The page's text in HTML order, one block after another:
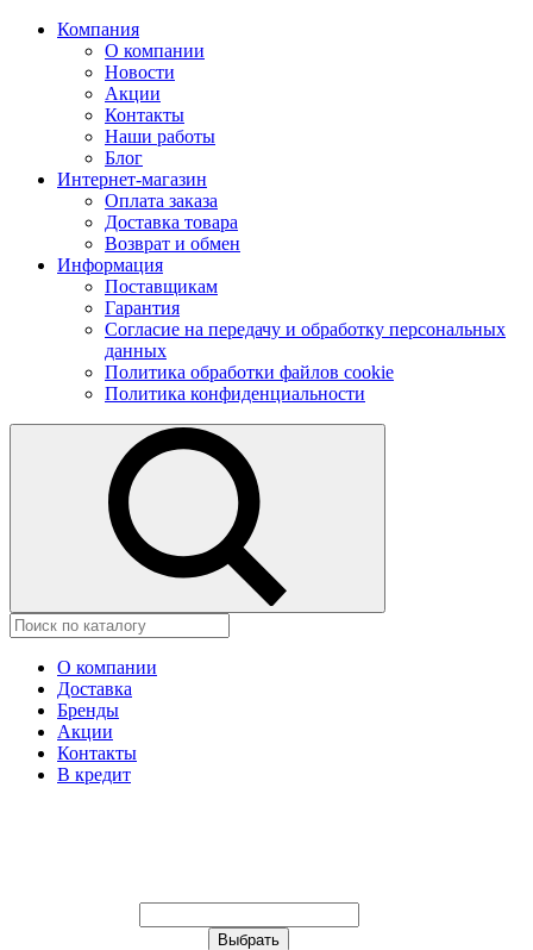
Компания
О компании
Новости
Акции
Контакты
Наши работы
Блог
Интернет-магазин
Оплата заказа
Доставка товара
Возврат и обмен
Информация
Поставщикам
Гарантия
Согласие на передачу и обработку персональных
данных
Политика обработки файлов cookie
Политика конфиденциальности
О компании
Доставка
Бренды
Акции
Контакты
В кредит